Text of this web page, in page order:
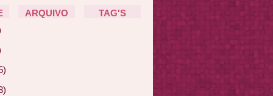
ARQUIVO TAG'S